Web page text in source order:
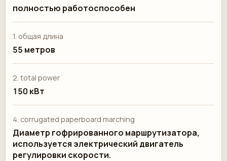
полностью работоспособен
1.⁠ ⁠общая длина
55 метров
2.⁠ ⁠total power
150 кВт
4.⁠ ⁠corrugated paperboard marching
Диаметр гофрированного маршрутизатора,
используется электрический двигатель
регулировки скорости.